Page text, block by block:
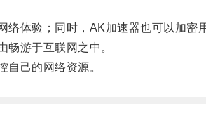
验；同时，AK加速器也可以加密
游于互联网之中。
己的网络资源。